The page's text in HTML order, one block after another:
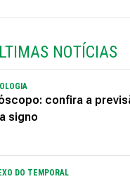
NOTÍCIAS
confira a
signo
DO TEMPORAL